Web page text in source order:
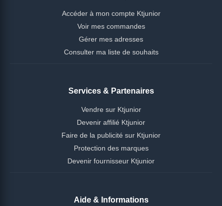
Accéder à mon compte Ktjunior
Voir mes commandes
Gérer mes adresses
Consulter ma liste de souhaits
Services & Partenaires
Vendre sur Ktjunior
Devenir affilié Ktjunior
Faire de la publicité sur Ktjunior
Protection des marques
Devenir fournisseur Ktjunior
Aide & Informations